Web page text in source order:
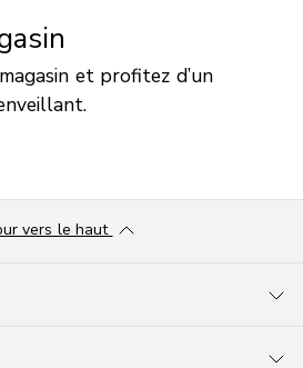
et profitez d’un
vers le haut